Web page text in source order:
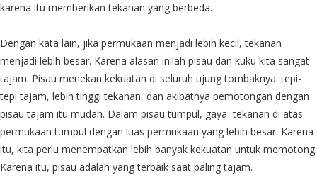
karena itu memberikan tekanan yang berbeda.
Dengan kata lain, jika permukaan menjadi lebih kecil, tekanan
menjadi lebih besar. Karena alasan inilah pisau dan kuku kita sangat
tajam. Pisau menekan kekuatan di seluruh ujung tombaknya. tepi-
tepi tajam, lebih tinggi tekanan, dan akibatnya pemotongan dengan
pisau tajam itu mudah. Dalam pisau tumpul, gaya tekanan di atas
permukaan tumpul dengan luas permukaan yang lebih besar. Karena
itu, kita perlu menempatkan lebih banyak kekuatan untuk memotong.
Karena itu, pisau adalah yang terbaik saat paling tajam.